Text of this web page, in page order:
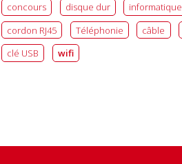
concours disque dur informatique
cordon RJ45
Téléphonie câble
clé USB
wifi